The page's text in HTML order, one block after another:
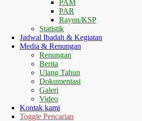
PAM
PAR
Rayon/KSP
Statistik
Jadwal Ibadah & Kegiatan
Media & Renungan
Renungan
Berita
Ulang Tahun
Dokumentasi
Galeri
Video
Kontak kami
Toggle Pencarian